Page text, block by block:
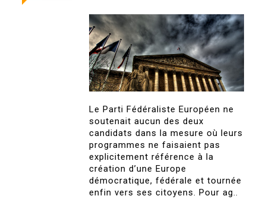
Le Parti Fédéraliste Européen ne
soutenait aucun des deux
candidats dans la mesure où leurs
programmes ne faisaient pas
explicitement référence à la
création d’une Europe
démocratique, fédérale et tournée
enfin vers ses citoyens. Pour ag..